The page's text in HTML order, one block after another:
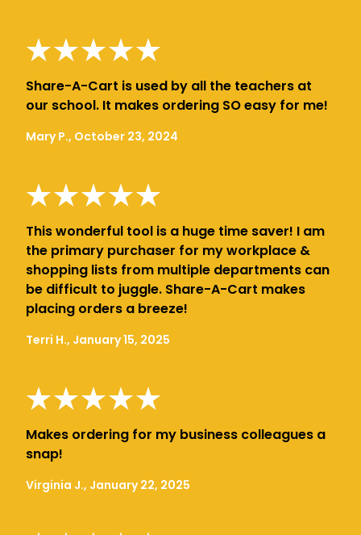
Share-A-Cart is used by all the teachers at
our school. It makes ordering SO easy for me!
Mary P., October 23, 2024
This wonderful tool is a huge time saver! I am
the primary purchaser for my workplace &
shopping lists from multiple departments can
be difficult to juggle. Share-A-Cart makes
placing orders a breeze!
Terri H., January 15, 2025
Makes ordering for my business colleagues a
snap!
Virginia J., January 22, 2025